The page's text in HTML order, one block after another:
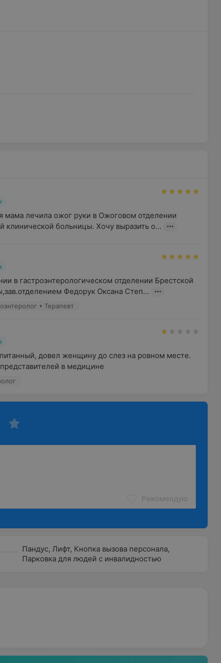
мама лечила ожог руки в Ожоговом отделении
клинической больницы. Хочу выразить о...
в гастроэнтерологическом отделении Брестской
Федорук Оксана Степ...
• Терапевт
довел женщину до слез на ровном месте.
в медицине
Рекомендую
Пандус, Лифт, Кнопка вызова персонала,
Парковка для людей с инвалидностью